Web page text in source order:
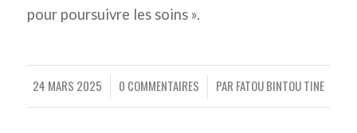
pour poursuivre les soins ».
24 MARS 2025
/ 0 COMMENTAIRES
/ PAR FATOU BINTOU TINE